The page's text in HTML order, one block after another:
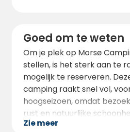
Goed om te weten
Om je plek op Morsø
stellen, is het sterk aan te
mogelijk te reserveren.
camping raakt snel vol,
hoogseizoen, omdat
rust en natuurlijke
gebied willen ervaren.
Zie meer